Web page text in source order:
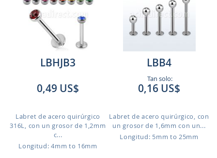
LBHJB3
0,49 US$
Labret de acero quirúrgico
316L, con un grosor de 1,2mm
c...
Longitud: 4mm to 16mm
LBB4
Tan solo:
0,16 US$
Labret de acero quirúrgico, con
un grosor de 1,6mm con un...
Longitud: 5mm to 25mm